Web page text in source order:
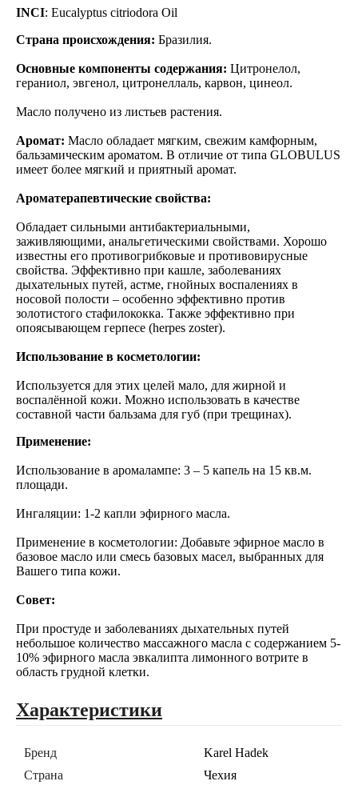
INCI: Eucalyptus citriodora Oil
Страна происхождения: Бразилия.
Основные компоненты содержания: Цитронелол,
гераниол, эвгенол, цитронеллаль, карвон, цинеол.
Масло получено из листьев растения.
Аромат: Масло обладает мягким, свежим камфорным,
бальзамическим ароматом. В отличие от типа GLOBULUS
имеет более мягкий и приятный аромат.
Ароматерапевтические свойства:
Обладает сильными антибактериальными,
заживляющими, анальгетическими свойствами. Хорошо
известны его противогрибковые и противовирусные
свойства. Эффективно при кашле, заболеваниях
дыхательных путей, астме, гнойных воспалениях в
носовой полости – особенно эффективно против
золотистого стафилококка. Также эффективно при
опоясывающем герпесе (herpes zoster).
Использование в косметологии:
Используется для этих целей мало, для жирной и
воспалённой кожи. Можно использовать в качестве
составной части бальзама для губ (при трещинах).
Применение:
Использование в аромалампе: 3 – 5 капель на 15 кв.м.
площади.
Ингаляции: 1-2 капли эфирного масла.
Применение в косметологии: Добавьте эфирное масло в
базовое масло или смесь базовых масел, выбранных для
Вашего типа кожи.
Совет:
При простуде и заболеваниях дыхательных путей
небольшое количество массажного масла с содержанием 5-
10% эфирного масла эвкалипта лимонного вотрите в
область грудной клетки.
Характеристики
Бренд
Karel Hadek
Страна
Чехия